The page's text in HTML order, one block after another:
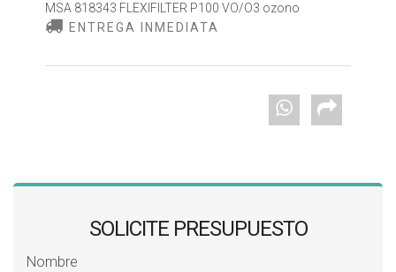
MSA 818343 FLEXIFILTER P100 VO/O3 ozono
ENTREGA INMEDIATA
SOLICITE PRESUPUESTO
Nombre